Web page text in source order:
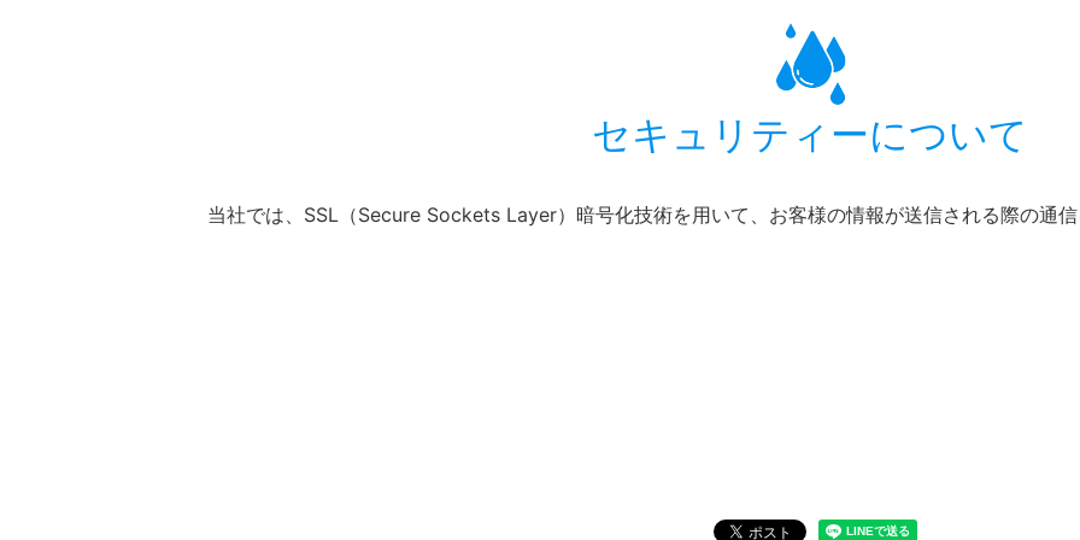
セキュリティーについて
当社では、SSL（Secure Sockets Layer）暗号化技術を用いて、お客様の情報が送信される際の通信